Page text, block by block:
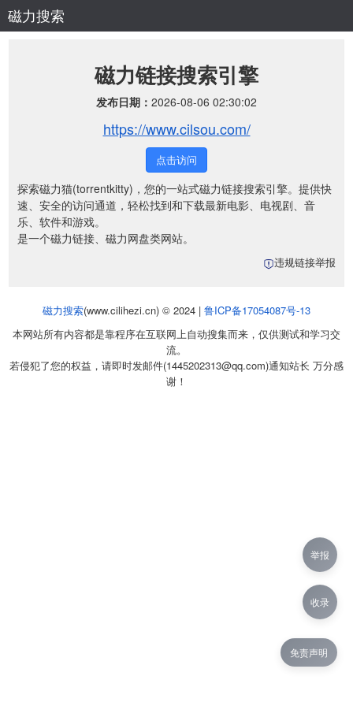
磁力搜索
磁力链接搜索引擎
发布日期： 2026-08-06 02:30:02
https://www.cilsou.com/
点击访问
探索磁力猫(torrentkitty)，您的一站式磁力链接搜索引擎。提供快
速、安全的访问通道，轻松找到和下载最新电影、电视剧、音
乐、软件和游戏。
是一个磁力链接、磁力网盘类网站。
违规链接举报
磁力搜索(www.cilihezi.cn) © 2024 | 鲁ICP备17054087号-13
本网站所有内容都是靠程序在互联网上自动搜集而来，仅供测试和学习交
流。
若侵犯了您的权益，请即时发邮件(1445202313@qq.com)通知站长 万分感
谢！
免责声明
举报
收录